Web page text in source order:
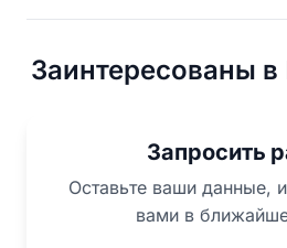
Заинтересованы в
Запросить
Оставьте ваши данные,
вами в